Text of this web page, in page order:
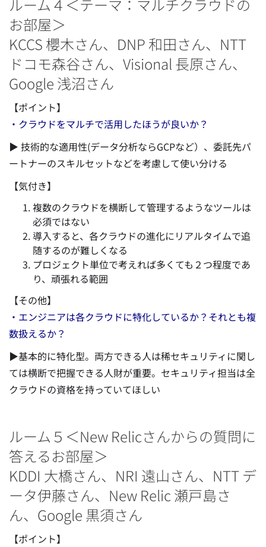
ルーム４＜テーマ：マルチクラウドの
お部屋＞
KCCS 櫻木さん、DNP 和田さん、NTT
ドコモ森谷さん、Visional 長原さん、
Google 浅沼さん
【ポイント】
・クラウドをマルチで活用したほうが良いか？
▶ 技術的な適用性(データ分析ならGCPなど）、委託先パ
ートナーのスキルセットなどを考慮して使い分ける
【気付き】
複数のクラウドを横断して管理するようなツールは
必須ではない
導入すると、各クラウドの進化にリアルタイムで追
随するのが難しくなる
プロジェクト単位で考えれば多くても２つ程度であ
り、頑張れる範囲
【その他】
・エンジニアは各クラウドに特化しているか？それとも複
数扱えるか？
▶基本的に特化型。両方できる人は稀セキュリティに関し
ては横断で把握できる人財が重要。セキュリティ担当は全
クラウドの資格を持っていてほしい
ルーム５＜New Relicさんからの質問に
答えるお部屋＞
KDDI 大橋さん、NRI 遠山さん、NTT デ
ータ伊藤さん、New Relic 瀬戸島さ
ん、Google 黒須さん
【ポイント】